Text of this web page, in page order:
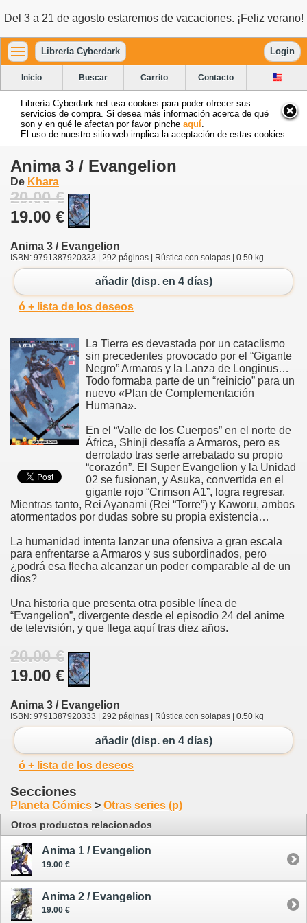
Del 3 a 21 de agosto estaremos de vacaciones. ¡Feliz verano!
Librería Cyberdark Login
Inicio Buscar Carrito Contacto
Librería Cyberdark.net usa cookies para poder ofrecer sus
servicios de compra. Si desea más información acerca de qué
son y en qué le afectan por favor pinche aquí
El uso de nuestro sitio web implica la aceptación de estas cookies.
Anima 3 / Evangelion
De Khara
20.00 €
19.00 €
Anima 3 / Evangelion
ISBN: 9791387920333 | 292 páginas | Rústica con solapas | 0.50 kg
añadir (disp. en 4 días)
ó + lista de los deseos
La Tierra es devastada por un cataclismo
sin precedentes provocado por el “Gigante
Negro” Armaros y la Lanza de Longinus…
Todo formaba parte de un “reinicio” para un
nuevo «Plan de Complementación
Humana».
En el “Valle de los Cuerpos” en el norte de
África, Shinji desafía a Armaros, pero es
derrotado tras serle arrebatado su propio
“corazón”. El Super Evangelion y la Unidad
02 se fusionan, y Asuka, convertida en el
gigante rojo “Crimson A1”, logra regresar.
Mientras tanto, Rei Ayanami (Rei “Torre”) y Kaworu, ambos
atormentados por dudas sobre su propia existencia…
La humanidad intenta lanzar una ofensiva a gran escala
para enfrentarse a Armaros y sus subordinados, pero
¿podrá esa flecha alcanzar un poder comparable al de un
dios?
Una historia que presenta otra posible línea de
“Evangelion”, divergente desde el episodio 24 del anime
de televisión, y que llega aquí tras diez años.
20.00 €
19.00 €
Anima 3 / Evangelion
ISBN: 9791387920333 | 292 páginas | Rústica con solapas | 0.50 kg
añadir (disp. en 4 días)
ó + lista de los deseos
Secciones
Planeta Cómics > Otras series (p)
Otros productos relacionados
Anima 1 / Evangelion
19.00 €
Anima 2 / Evangelion
19.00 €